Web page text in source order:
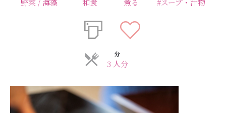
野菜 / 海藻 和食 煮る #スープ・汁物
分
3 人分